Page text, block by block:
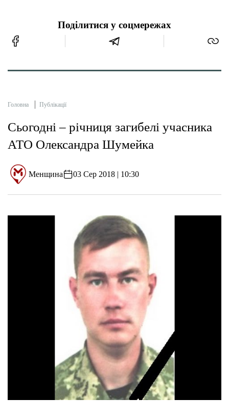
Поділитися у соцмережах
Головна Публікації
Сьогодні – річниця загибелі учасника
АТО Олександра Шумейка
Менщина 03 Сер 2018 | 10:30